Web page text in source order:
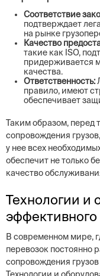
Соответствие
подтверждает
на рынке
Качество
такие как ISO,
придерживается
качества.
Ответственность:
правило, имеют
обеспечивает
Таким образом, перед
сопровождения
у нее всех
обеспечит не только
качество
Технологии и
В современном мире,
перевозок постоянно
сопровождения